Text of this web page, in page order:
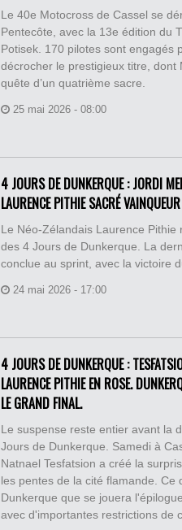
Le 40e Motocross de Cassel se
Pentecôte, avec la 13e édition du
Potisek. 170 pilotes sont engagés
décrocher le prestigieux titre, dont
quête d’un quatrième sacre.
25 mai 2026 - 08:00
4 JOURS DE DUNKERQUE : JORDI
LAURENCE PITHIE SACRÉ
Le Néo-Zélandais Laurence Pithie
des 4 Jours de Dunkerque. La
conclue au sprint, avec la victoire
24 mai 2026 - 17:00
4 JOURS DE DUNKERQUE :
LAURENCE PITHIE EN ROSE.
LE GRAND FINAL.
Le suspense reste entier avant la
Jours de Dunkerque. Samedi à
Natnael Tesfatsion a créé la
les pentes de la cité flamande. Ce
Dunkerque que se jouera
avec d'importantes restrictions de